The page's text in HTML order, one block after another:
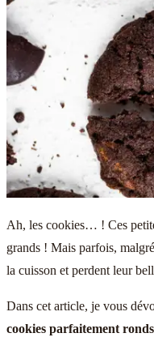
Ah, les cookies… ! Ces
grands ! Mais parfois,
la cuisson et perdent leur
Dans cet article, je vous
cookies parfaitement ronds